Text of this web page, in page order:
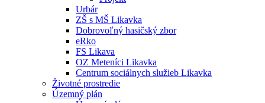
Urbár
ZŠ s MŠ Likavka
Dobrovoľný hasičský zbor
eRko
FS Likava
OZ Meteníci Likavka
Centrum sociálnych služieb Likavka
Životné prostredie
Územný plán